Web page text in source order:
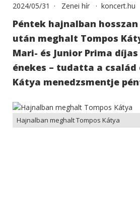
2024/05/31 · Zenei hír · koncert.hu
Péntek hajnalban
után meghalt Tompos
Mari- és Junior Prima
énekes – tudatta a család
Kátya menedzsmentje
Hajnalban meghalt Tompos Kátya